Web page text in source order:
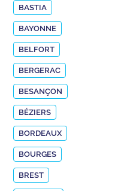
BASTIA
BAYONNE
BELFORT
BERGERAC
BESANÇON
BÉZIERS
BORDEAUX
BOURGES
BREST